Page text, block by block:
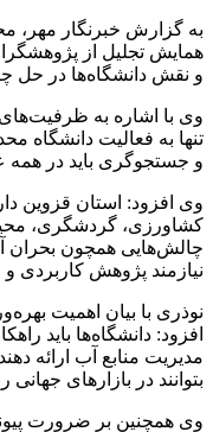
به گزارش خبرنگار مهر،
همایش تجلیل از
و نقش دانشگاه‌ها در حل
وی با اشاره به
تنها به فعالیت دانشگاه
و جستجوگری باید در
وی افزود: استان قزوین
کشاورزی، گردشگری،
چالش‌هایی همچون
نیازمند پژوهش کاربردی
نوذری با بیان اهمیت
افزود: دانشگاه‌ها باید
مدیریت منابع آب ارائه
بتوانند در بازارهای جهانی
وی همچنین بر ضرورت